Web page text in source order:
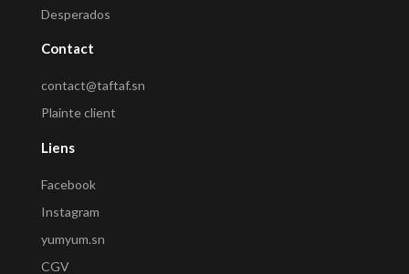
Desperados
Contact
contact@taftaf.sn
Plainte client
Liens
Facebook
Instagram
yumyum.sn
CGV